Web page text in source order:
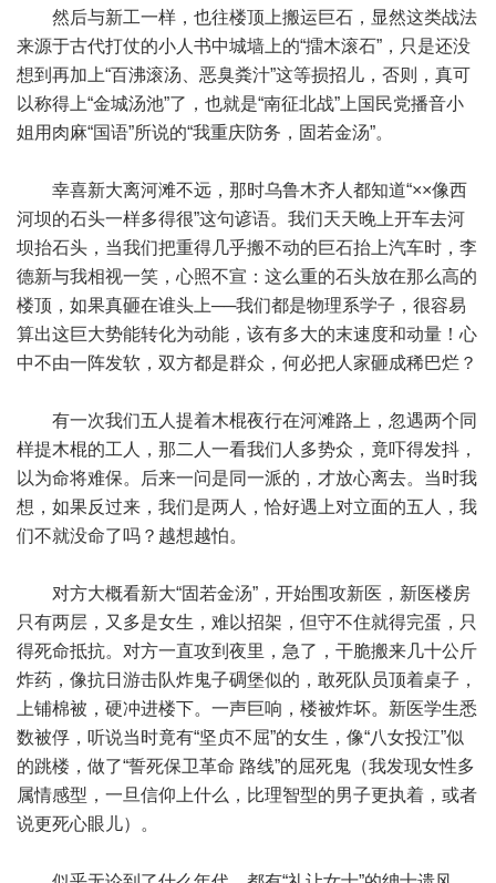
然后与新工一样，也往楼顶上搬运巨石，显然这类战法
来源于古代打仗的小人书中城墙上的“擂木滚石”，只是还没
想到再加上“百沸滚汤、恶臭粪汁”这等损招儿，否则，真可
以称得上“金城汤池”了，也就是“南征北战”上国民党播音小
姐用肉麻“国语”所说的“我重庆防务，固若金汤”。
幸喜新大离河滩不远，那时乌鲁木齐人都知道“××像西
河坝的石头一样多得很”这句谚语。我们天天晚上开车去河
坝抬石头，当我们把重得几乎搬不动的巨石抬上汽车时，李
德新与我相视一笑，心照不宣：这么重的石头放在那么高的
楼顶，如果真砸在谁头上──我们都是物理系学子，很容易
算出这巨大势能转化为动能，该有多大的末速度和动量！心
中不由一阵发软，双方都是群众，何必把人家砸成稀巴烂？
有一次我们五人提着木棍夜行在河滩路上，忽遇两个同
样提木棍的工人，那二人一看我们人多势众，竟吓得发抖，
以为命将难保。后来一问是同一派的，才放心离去。当时我
想，如果反过来，我们是两人，恰好遇上对立面的五人，我
们不就没命了吗？越想越怕。
对方大概看新大“固若金汤”，开始围攻新医，新医楼房
只有两层，又多是女生，难以招架，但守不住就得完蛋，只
得死命抵抗。对方一直攻到夜里，急了，干脆搬来几十公斤
炸药，像抗日游击队炸鬼子碉堡似的，敢死队员顶着桌子，
上铺棉被，硬冲进楼下。一声巨响，楼被炸坏。新医学生悉
数被俘，听说当时竟有“坚贞不屈”的女生，像“八女投江”似
的跳楼，做了“誓死保卫革命 路线”的屈死鬼（我发现女性多
属情感型，一旦信仰上什么，比理智型的男子更执着，或者
说更死心眼儿）。